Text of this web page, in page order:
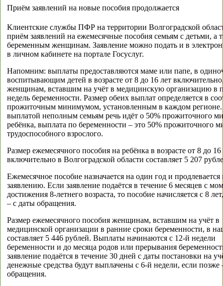
Приём заявлений на новые пособия продолжается
Клиентские службы ПФР на территории Волгоградской
приём заявлений на ежемесячные пособия семьям с детьми, а
беременным женщинам. Заявление можно подать и в
в личном кабинете на портале Госуслуг.
Напомним: выплаты предоставляются маме или папе, в
воспитывающим детей в возрасте от 8 до 16 лет
женщинам, вставшим на учёт в медицинскую организацию в
недель беременности. Размер обеих выплат определяется в
прожиточным минимумом, установленным в каждом регионе.
выплатой неполным семьям речь идёт о 50% прожиточного
ребёнка, выплата по беременности – это 50% прожиточного
трудоспособного взрослого.
Размер ежемесячного пособия на ребёнка в возрасте от 8 до 16
включительно в Волгоградской области составляет 5 207
Ежемесячное пособие назначается на один год и продлевается
заявлению. Если заявление подаётся в течение 6 месяцев с
достижения 8-летнего возраста, то пособие начисляется с 8
– с даты обращения.
Размер ежемесячного пособия женщинам, вставшим на учёт в
медицинской организации в ранние сроки беременности, в
составляет 5 446 рублей. Выплаты начинаются с 12-й недели
беременности и до месяца родов или прерывания
заявление подаётся в течение 30 дней с даты постановки на
денежные средства будут выплачены с 6-й недели, если позже
обращения.